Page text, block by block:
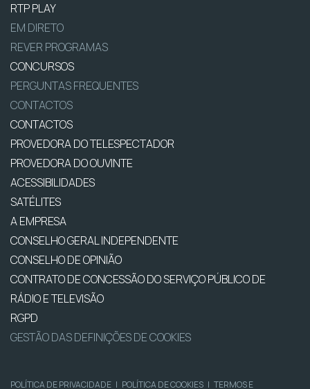
RTP PLAY
EM DIRETO
REVER PROGRAMAS
CONCURSOS
PERGUNTAS FREQUENTES
CONTACTOS
CONTACTOS
PROVEDORA DO TELESPECTADOR
PROVEDORA DO OUVINTE
ACESSIBILIDADES
SATÉLITES
A EMPRESA
CONSELHO GERAL INDEPENDENTE
CONSELHO DE OPINIÃO
CONTRATO DE CONCESSÃO DO SERVIÇO PÚBLICO DE
RÁDIO E TELEVISÃO
RGPD
GESTÃO DAS DEFINIÇÕES DE COOKIES
POLÍTICA DE PRIVACIDADE | POLÍTICA DE COOKIES | TERMOS E